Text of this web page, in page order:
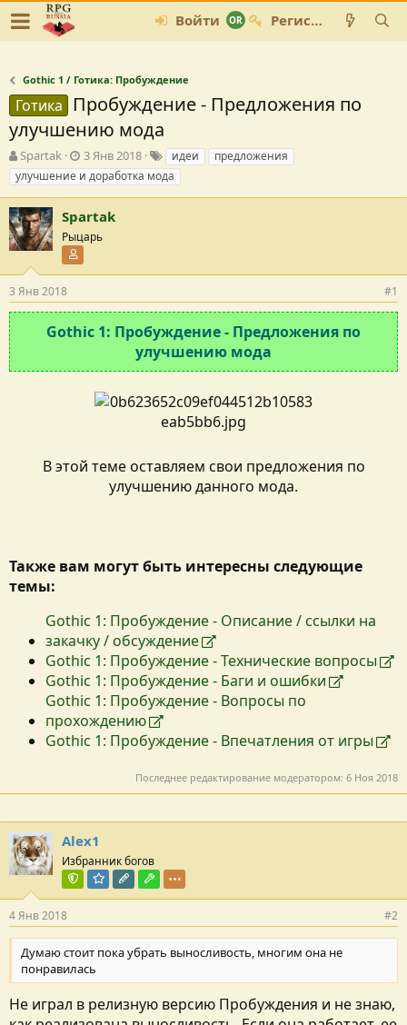
Войти Регистрация
Gothic 1 / Готика: Пробуждение
Готика
Пробуждение - Предложения по
улучшению мода
А
в
т
о
р
т
е
м
ы
Spartak
Д
а
т
а
с
о
з
д
н
и
я
3 Янв 2018
Т
е
г
и
идеи
предложения
улучшение и доработка мода
Spartak
Рыцарь
3 Янв 2018 #1
Gothic 1: Пробуждение - Предложения по
улучшению мода
В этой теме оставляем свои предложения по
улучшению данного мода.​
Также вам могут быть интересны следующие
темы:
Gothic 1: Пробуждение - Описание / ссылки на
закачку / обсуждение
Gothic 1: Пробуждение - Технические вопросы
Gothic 1: Пробуждение - Баги и ошибки
Gothic 1: Пробуждение - Вопросы по
прохождению
Gothic 1: Пробуждение - Впечатления от игры
Последнее редактирование модератором: 6 Ноя 2018
Alex1
Избранник богов
Команда форума
Модератор раздела
Редактор раздела
Модостроитель
4 Янв 2018 #2
Думаю стоит пока убрать выносливость, многим она не
понравилась
Не играл в релизную версию Пробуждения и не знаю,